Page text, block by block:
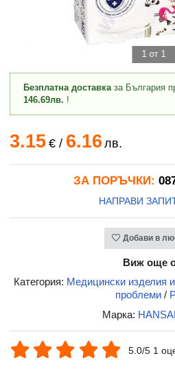
1 от 1
Безплатна доставказа България
146.69лв. !
3.15 €/ 6.16 лв.
ЗА ПОРЪЧКИ:
НАПРАВИ
Добави в
Виж още
Категория: Медицински изделия
проблеми /
Марка:
5.0/5 1